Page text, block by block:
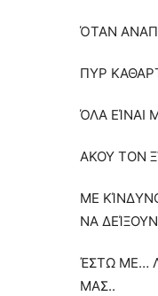
ΌΤΑΝ
ΠΥΡ
ΌΛΑ ΕΊΝΑΙ
ΑΚΟΥ ΤΟΝ
ΜΕ
ΝΑ
ΈΣΤΩ ΜΕ…
ΜΑΣ..